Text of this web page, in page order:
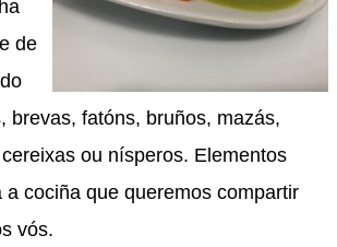
de
brevas, fatóns, bruños, mazás,
ou nísperos. Elementos
a cociña que queremos compartir
vós.